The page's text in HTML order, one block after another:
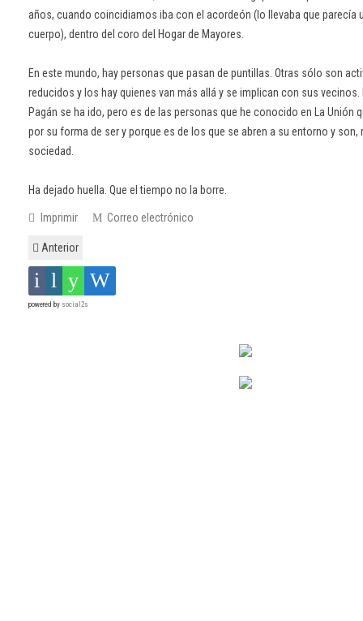
años, cuando coincidiamos iba con el acordeón (lo llevaba que parecía
cuerpo), dentro del coro del Hogar de Mayores.
En este mundo, hay personas que pasan de puntillas. Otras sólo son
reducidos y los hay quienes van más allá y se implican con sus
Pagán se ha ido, pero es de las personas que he conocido en La Unión
por su forma de ser y porque es de los que se abren a su entorno y son,
sociedad.
Ha dejado huella. Que el tiempo no la borre.
Imprimir Correo electrónico
Anterior
powered by social2s